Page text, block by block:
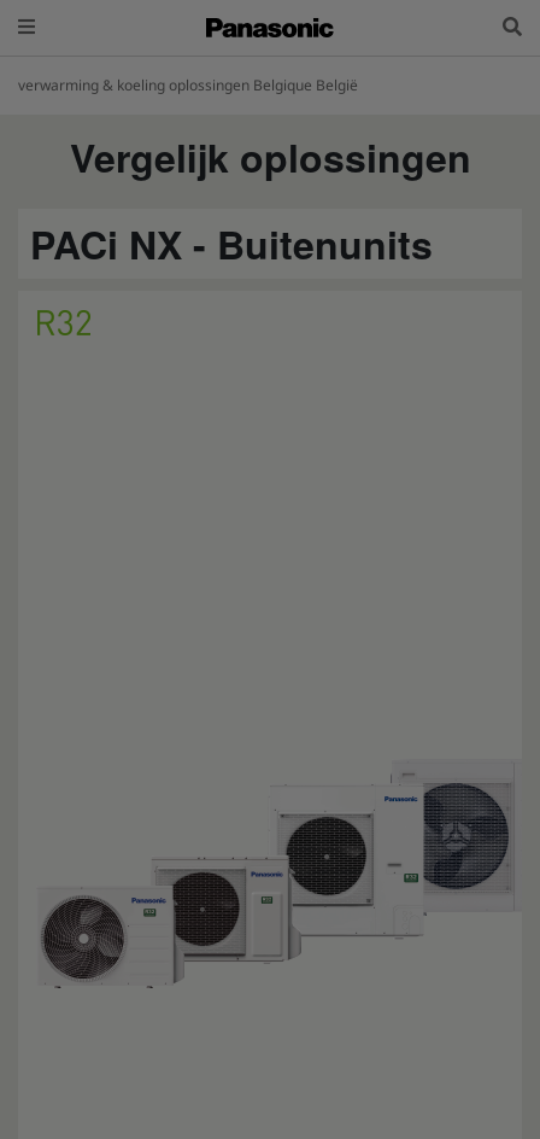
verwarming & koeling oplossingen Belgique België
Vergelijk oplossingen
PACi NX - Buitenunits